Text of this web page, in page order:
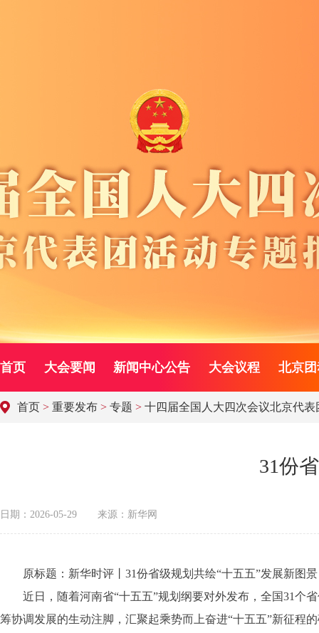
首页 大会要闻 新闻中心公告 大会议程 北京
首页 > 重要发布 > 专题 > 十四届全国人大四次会议北京代
31份
日期：2026-05-29 来源：新华网
原标题：新华时评丨31份省级规划共绘“十五五”发展新图景
近日，随着河南省“十五五”规划纲要对外发布，全国31个省
筹协调发展的生动注脚，汇聚起乘势而上奋进“十五五”新征程